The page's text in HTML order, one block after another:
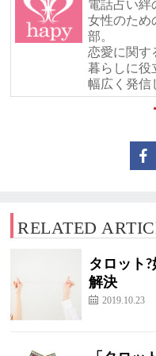
電話占い絆
女性のため
部。
恋愛に関す
暮らしに役
幅広く発信
RELATED
タロット
解決
2019.10.23